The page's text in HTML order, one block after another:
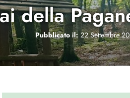
della
Pubblicato il: 22 Settembre